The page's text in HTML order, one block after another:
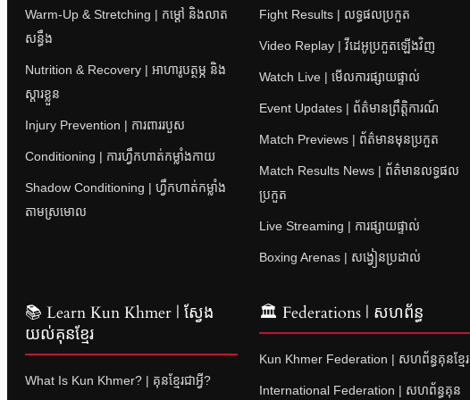
Warm-Up & Stretching | កម្តៅ និងលាត
សន្ធឹង
Nutrition & Recovery | អាហារូបត្ថម្ភ និង
ស្តារខ្លួន
Injury Prevention | ការពាររបួស
Conditioning | ការហ្វឹកហាត់កម្លាំងកាយ
Shadow Conditioning | ហ្វឹកហាត់កម្លាំង
តាមស្រមោល
Fight Results | លទ្ធផលប្រកួត
Video Replay | វីដេអូប្រកួតឡើងវិញ
Watch Live | មើលការផ្សាយផ្ទាល់
Event Updates | ព័ត៌មានព្រឹត្តិការណ៍
Match Previews | ព័ត៌មានមុនប្រកួត
Match Results News | ព័ត៌មានលទ្ធផល
ប្រកួត
Live Streaming | ការផ្សាយផ្ទាល់
Boxing Arenas | សង្វៀនប្រដាល់
📚 Learn Kun Khmer | ស្វែង
យល់គុនខ្មែរ
What Is Kun Khmer? | គុនខ្មែរជាអ្វី?
🏛 Federations | សហព័ន្ធ
Kun Khmer Federation | សហព័ន្ធគុនខ្មែរ
International Federation | សហព័ន្ធគុន